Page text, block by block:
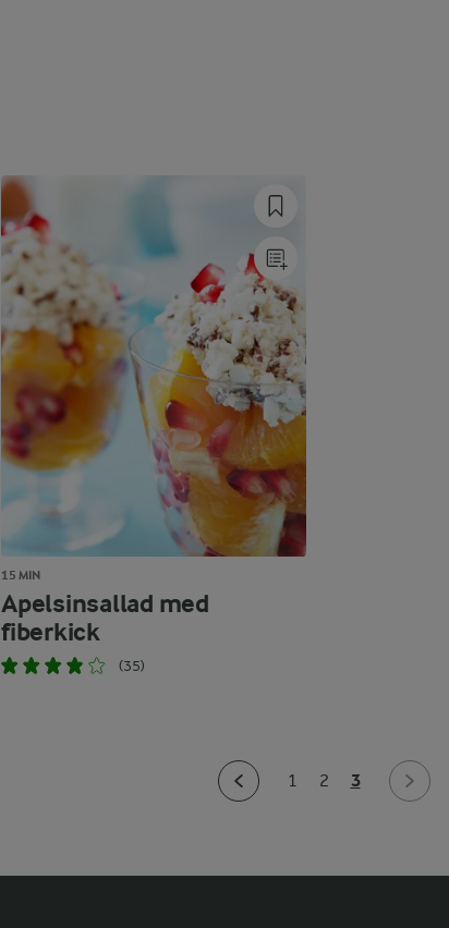
15 MIN
Apelsinsallad med
fiberkick
(35)
1 2 3